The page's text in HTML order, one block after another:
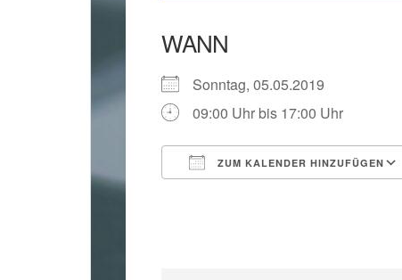
WANN
Sonntag, 05.05.2019
09:00 Uhr bis 17:00 Uhr
ZUM KALENDER HINZUFÜGEN